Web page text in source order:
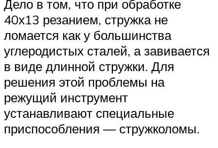
Дело в том, что при обработке
40х13 резанием, стружка не
ломается как у большинства
углеродистых сталей, а завивается
в виде длинной стружки. Для
решения этой проблемы на
режущий инструмент
устанавливают специальные
приспособления — стружколомы.